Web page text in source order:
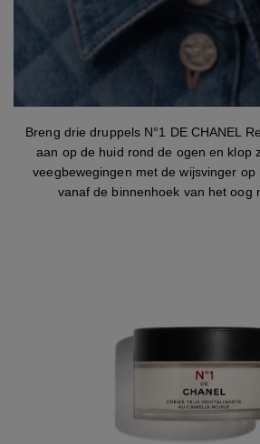
Breng drie druppels N°1 DE CHANEL
aan op de huid rond de ogen en klop
veegbewegingen met de wijsvinger op
vanaf de binnenhoek van het oog
N°1 DE CHANEL CRÈME YEUX